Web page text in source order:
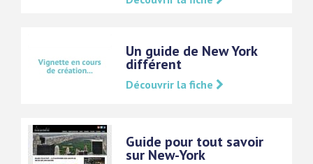
Un guide de New York
différent
Découvrir la fiche
Guide pour tout savoir
sur New-York